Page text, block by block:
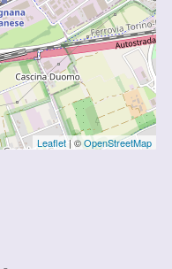
Leaflet| ©OpenStreetMap